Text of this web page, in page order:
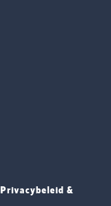
Privacybeleid &